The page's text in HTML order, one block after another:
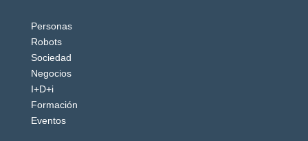
Personas
Robots
Sociedad
Negocios
I+D+i
Formación
Eventos